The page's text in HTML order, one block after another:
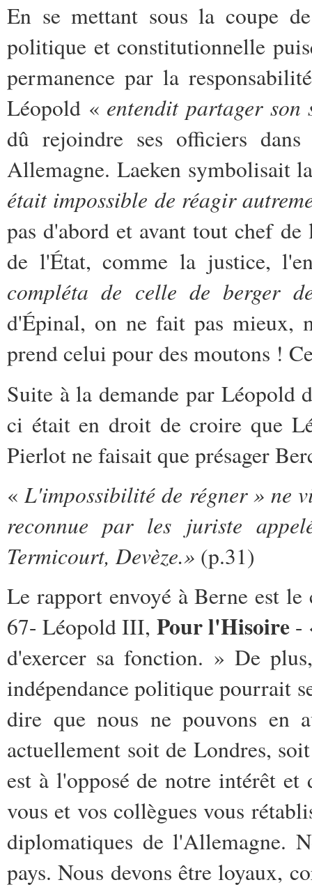
En se mettant sous la coupe
politique et constitutionnelle
permanence par la
Léopold « entendit partager son
dû rejoindre ses officiers
Allemagne. Laeken symbolisait
était impossible de réagir
pas d'abord et avant tout chef
de l'État, comme la justice,
compléta de celle de berger
d'Épinal, on ne fait pas mieux,
prend celui pour des moutons !
Suite à la demande par Léopold
ci était en droit de croire que
Pierlot ne faisait que présager
«L'impossibilité de régner » ne
reconnue par les juriste
Termicourt, Devèze.» (p.31)
Le rapport envoyé à Berne est
67- Léopold III, Pour l'Hisoire-
d'exercer sa fonction. » De
indépendance politique pourrait
dire que nous ne pouvons en
actuellement soit de Londres,
est à l'opposé de notre intérêt
vous et vos collègues vous
diplomatiques de l'Allemagne.
pays. Nous devons être loyaux,